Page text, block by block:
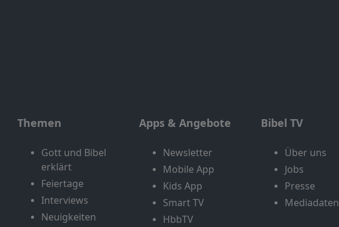
Themen
Gott und Bibel
erklärt
Feiertage
Interviews
Neuigkeiten
Apps & Angebote
Newsletter
Mobile App
Kids App
Smart TV
HbbTV
Bibel TV
Über uns
Jobs
Presse
Mediadaten